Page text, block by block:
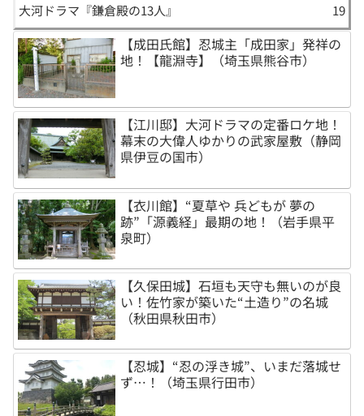
大河ドラマ『鎌倉殿の13人』 19
【成田氏館】忍城主「成田家」発祥の
地！【龍淵寺】（埼玉県熊谷市）
【江川邸】大河ドラマの定番ロケ地！
幕末の大偉人ゆかりの武家屋敷（静岡
県伊豆の国市）
【衣川館】“夏草や 兵どもが 夢の
跡”「源義経」最期の地！（岩手県平
泉町）
【久保田城】石垣も天守も無いのが良
い！佐竹家が築いた“土造り”の名城
（秋田県秋田市）
【忍城】“忍の浮き城”、いまだ落城せ
ず…！（埼玉県行田市）